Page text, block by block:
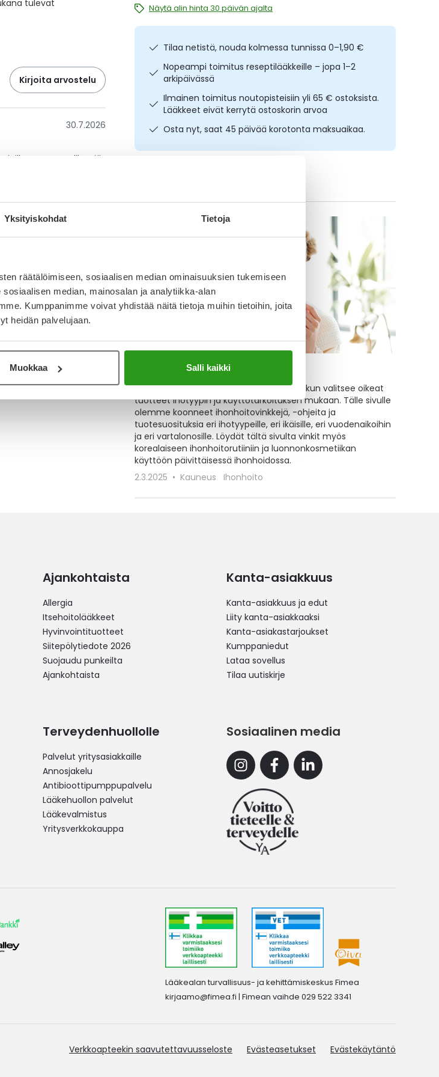
Yksityiskohdat Tietoja
räätälöimiseen, sosiaalisen median ominaisuuksien tukemiseen
median, mainosalan ja analytiikka-alan
Kumppanimme voivat yhdistää näitä tietoja muihin tietoihin, joita
heidän palvelujaan.
Muokkaa Salli kaikki
tulevat
Kirjoita arvostelu
30.7.2026
Muuta pedikyyriä
26.9.2025
kuivaus
lämpimästi!
Näytä alin hinta 30 päivän ajalta
Tilaa netistä, nouda kolmessa tunnissa 0–1,90 €
Nopeampi toimitus reseptilääkkeille – jopa 1–2
arkipäivässä
Ilmainen toimitus noutopisteisiin yli 65 € ostoksista.
Lääkkeet eivät kerrytä ostoskorin arvoa
Osta nyt, saat 45 päivää korotonta maksuaikaa.
Ihonhoidon ABC
Ihonhoito onnistuu helposti kotikonstein, kun valitsee oikeat
tuotteet ihotyypin ja käyttötarkoituksen mukaan. Tälle sivulle
olemme koonneet ihonhoitovinkkejä, -ohjeita ja
tuotesuosituksia eri ihotyypeille, eri ikäisille, eri vuodenaikoihin
ja eri vartalonosille. Löydät tältä sivulta vinkit myös
korealaiseen ihonhoitorutiiniin ja luonnonkosmetiikan
käyttöön päivittäisessä ihonhoidossa.
2.3.2025
Kauneus Ihonhoito
Ajankohtaista
Allergia
Itsehoitolääkkeet
Hyvinvointituotteet
Siitepölytiedote 2026
Suojaudu punkeilta
Ajankohtaista
Kanta-asiakkuus
Kanta-asiakkuus ja edut
Liity kanta-asiakkaaksi
Kanta-asiakastarjoukset
Kumppaniedut
Lataa sovellus
Tilaa uutiskirje
Terveydenhuollolle
Palvelut yritysasiakkaille
Annosjakelu
Antibioottipumppupalvelu
Lääkehuollon palvelut
Lääkevalmistus
Yritysverkkokauppa
Sosiaalinen media
InstagramFacebookLinkedin
Lääkealan turvallisuus- ja kehittämiskeskus Fimea
kirjaamo@fimea.fi | Fimean vaihde 029 522 3341
Verkkoapteekin saavutettavuusseloste Evästeasetukset Evästekäytäntö